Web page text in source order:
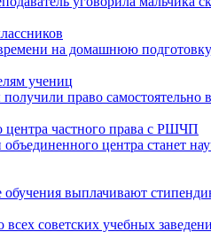
на домашнюю
учениц
право самостоятельно
центра частного права с РШЧП
центра станет
выплачивают
советских учебных